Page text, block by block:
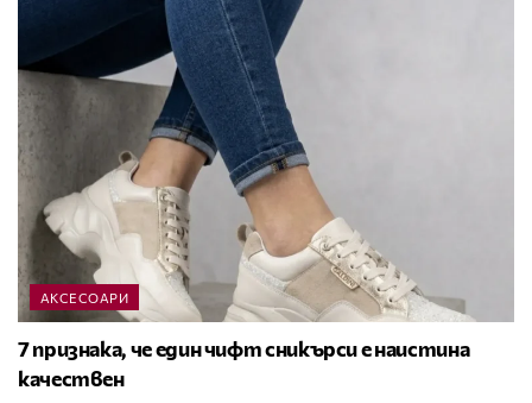
АКСЕСОАРИ
7 признака, че един чифт сникърси е наистина
качествен